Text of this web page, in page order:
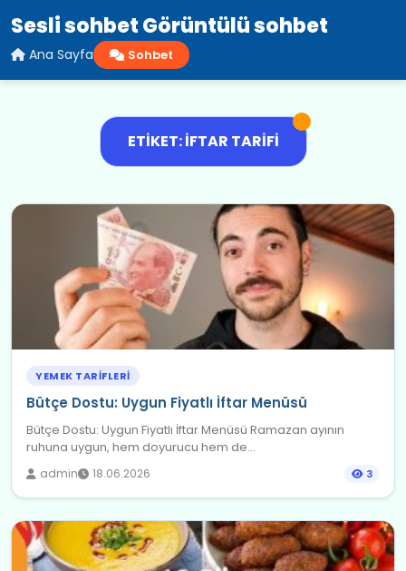
Sesli sohbet Görüntülü sohbet
Ana Sayfa Sohbet
ETIKET: İFTAR TARIFI
YEMEK TARIFLERI
Bütçe Dostu: Uygun Fiyatlı İftar Menüsü
Bütçe Dostu: Uygun Fiyatlı İftar Menüsü Ramazan ayının
ruhuna uygun, hem doyurucu hem de...
admin 18.06.2026 3